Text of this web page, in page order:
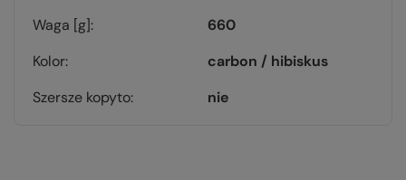
Waga [g]
660
Kolor
carbon / hibiskus
Szersze kopyto
nie